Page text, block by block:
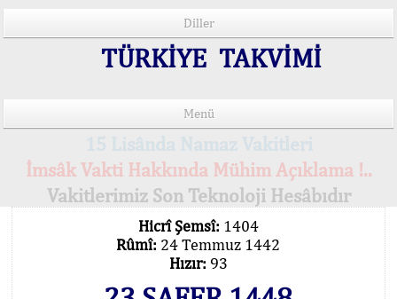
Diller
TÜRKİYE TAKVİMİ
Menü
İmsâk Vakti Hakkında Mühim Açıklama !..
Vakitlerimiz Son Teknoloji Hesâbıdır
Hicrî Şemsî: 1404
Rûmî: 24 Temmuz 1442
Hızır: 93